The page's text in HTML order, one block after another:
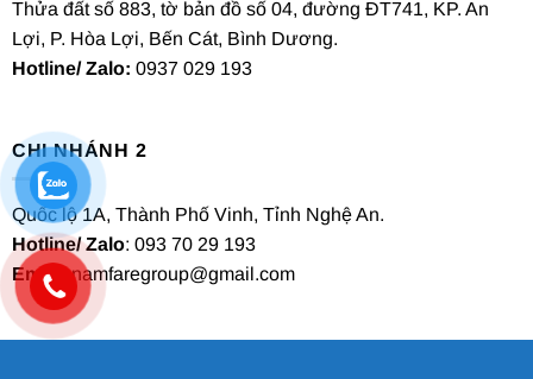
Thửa đất số 883, tờ bản đồ số 04, đường ĐT741, KP. An
Lợi, P. Hòa Lợi, Bến Cát, Bình Dương.
Hotline/ Zalo: 0937 029 193
CHI NHÁNH 2
Quốc lộ 1A, Thành Phố Vinh, Tỉnh Nghệ An.
Hotline/ Zalo: 093 70 29 193
Email
: namfaregroup@gmail.com